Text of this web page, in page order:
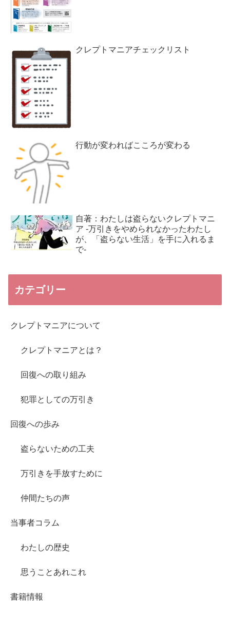
クレプトマニアチェックリスト
行動が変わればこころが変わる
自著：わたしは盗らないクレプトマニ
ア -万引きをやめられなかったわたし
が、「盗らない生活」を手に入れるま
で-
カテゴリー
クレプトマニアについて
クレプトマニアとは？
回復への取り組み
犯罪としての万引き
回復への歩み
盗らないための工夫
万引きを手放すために
仲間たちの声
当事者コラム
わたしの歴史
思うことあれこれ
書籍情報